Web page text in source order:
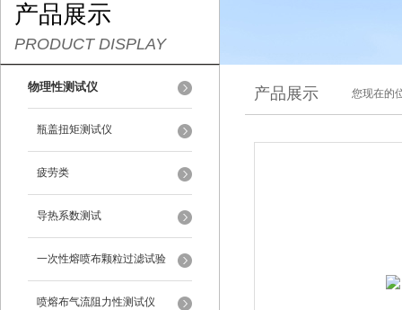
产品展示
PRODUCT DISPLAY
物理性测试仪
瓶盖扭矩测试仪
疲劳类
导热系数测试
一次性熔喷布颗粒过滤试验
喷熔布气流阻力性测试仪
产品展示 您现在的